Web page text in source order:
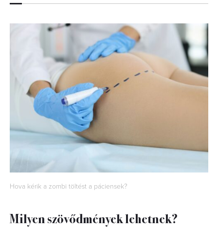
Hova kérik a zombi töltést a páciensek?
Milyen szövődmények lehetnek?